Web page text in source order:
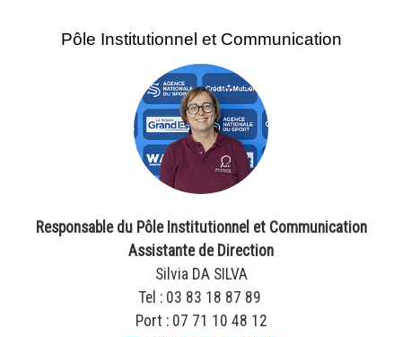
Pôle Institutionnel et Communication
Responsable du Pôle Institutionnel et Communication
Assistante de Direction
Silvia DA SILVA
Tel : 03 83 18 87 89
Port : 07 71 10 48 12